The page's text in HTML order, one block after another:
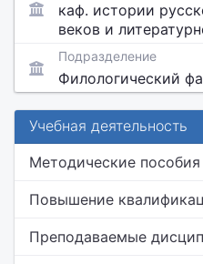
каф. истории
веков и
Подразделение
Филологический
Учебная деятельность
Методические пособия
Повышение
Преподаваемые